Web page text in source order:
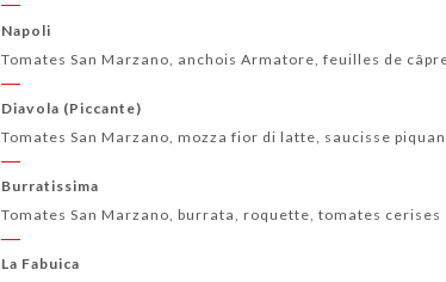
Napoli
Tomates San Marzano, anchois Armatore, feuilles de
Diavola (Piccante)
Tomates San Marzano, mozza fior di latte, saucisse
Burratissima
Tomates San Marzano, burrata, roquette, tomates
La Fabuica